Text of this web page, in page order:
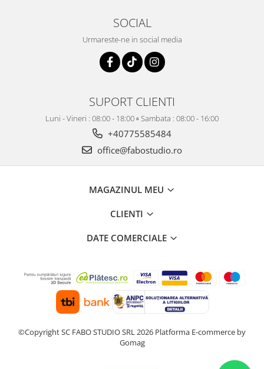
SOCIAL
Urmareste-ne in social media
SUPORT CLIENTI
Luni - Vineri : 08:00 - 18:00 ▫️ Sambata : 08:00 - 16:00
+40775585484
office@fabostudio.ro
MAGAZINUL MEU
CLIENTI
DATE COMERCIALE
©Copyright SC FABO STUDIO SRL 2026 Platforma E-commerce by
Gomag